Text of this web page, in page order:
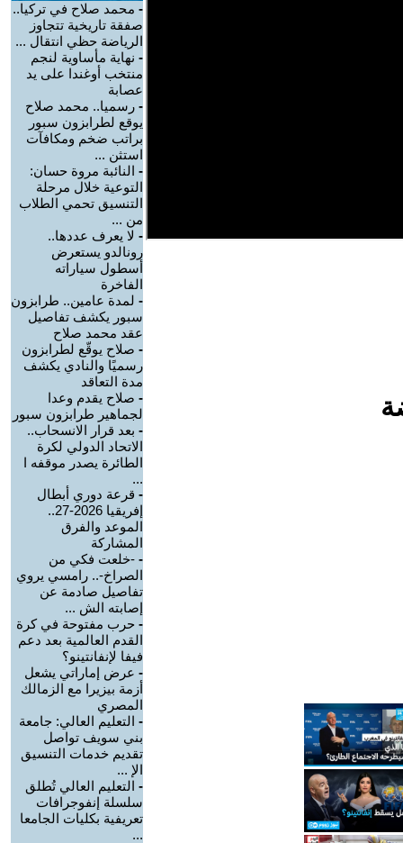
- محمد صلاح في تركيا..
صفقة تاريخية تتجاوز
الرياضة حظي انتقال ...
- نهاية مأساوية لنجم
منتخب أوغندا على يد
عصابة
- رسميا.. محمد صلاح
يوقع لطرابزون سبور
براتب ضخم ومكافآت
استثن ...
- النائبة مروة حسان:
التوعية خلال مرحلة
التنسيق تحمي الطلاب
من ...
- لا يعرف عددها..
رونالدو يستعرض
أسطول سياراته
الفاخرة
- لمدة عامين.. طرابزون
سبور يكشف تفاصيل
عقد محمد صلاح
- صلاح يوقّع لطرابزون
رسميًا والنادي يكشف
مدة التعاقد
- صلاح يقدم وعدا
لجماهير طرابزون سبور
- بعد قرار الانسحاب..
الاتحاد الدولي لكرة
الطائرة يصدر موقفه ا
...
- قرعة دوري أبطال
إفريقيا 2026-27..
الموعد والفرق
المشاركة
- -خلعت فكي من
الصراخ-.. رامسي يروي
تفاصيل صادمة عن
إصابته الش ...
- حرب مفتوحة في كرة
القدم العالمية بعد دعم
فيفا لإنفانتينو؟
- عرض إماراتي يشعل
أزمة بيزيرا مع الزمالك
المصري
- التعليم العالي: جامعة
بني سويف تواصل
تقديم خدمات التنسيق
الإ ...
- التعليم العالي تُطلق
سلسلة إنفوجرافات
تعريفية بكليات الجامعا
...